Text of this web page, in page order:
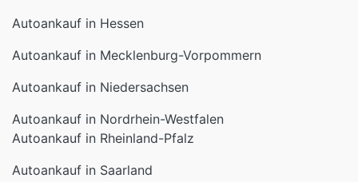
Autoankauf in Hessen
Autoankauf in Mecklenburg-Vorpommern
Autoankauf in Niedersachsen
Autoankauf in Nordrhein-Westfalen
Autoankauf in Rheinland-Pfalz
Autoankauf in Saarland